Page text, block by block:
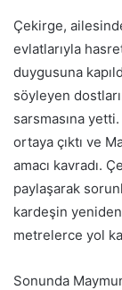
Çekirge,
evlatlarıyla
duygusuna
söyleyen
sarsmasına
ortaya çıktı ve
amacı kavradı.
paylaşarak
kardeşin
metrelerce yol
Sonunda